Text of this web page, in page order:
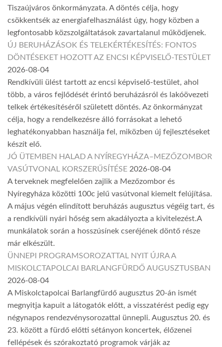
Tiszaújváros önkormányzata. A döntés célja, hogy
csökkentsék az energiafelhasználást úgy, hogy közben a
legfontosabb közszolgáltatások zavartalanul működjenek.
ÚJ BERUHÁZÁSOK ÉS TELEKÉRTÉKESÍTÉS: FONTOS
DÖNTÉSEKET HOZOTT AZ ENCSI KÉPVISELŐ-TESTÜLET
2026-08-04
Rendkívüli ülést tartott az encsi képviselő-testület, ahol
több, a város fejlődését érintő beruházásról és lakóövezeti
telkek értékesítéséről született döntés. Az önkormányzat
célja, hogy a rendelkezésre álló forrásokat a lehető
leghatékonyabban használja fel, miközben új fejlesztéseket
készít elő.
JÓ ÜTEMBEN HALAD A NYÍREGYHÁZA–MEZŐZOMBOR
VASÚTVONAL KORSZERŰSÍTÉSE 2026-08-04
A terveknek megfelelően zajlik a Mezőzombor és
Nyíregyháza közötti 100c jelű vasútvonal kiemelt felújítása.
A május végén elindított beruházás augusztus végéig tart, és
a rendkívüli nyári hőség sem akadályozta a kivitelezést.A
munkálatok során a hosszúsínek cseréjének döntő része
már elkészült.
ÜNNEPI PROGRAMSOROZATTAL NYIT ÚJRA A
MISKOLCTAPOLCAI BARLANGFÜRDŐ AUGUSZTUSBAN
2026-08-04
A Miskolctapolcai Barlangfürdő augusztus 20-án ismét
megnyitja kapuit a látogatók előtt, a visszatérést pedig egy
négynapos rendezvénysorozattal ünnepli. Augusztus 20. és
23. között a fürdő előtti sétányon koncertek, élőzenei
fellépések és szórakoztató programok várják az